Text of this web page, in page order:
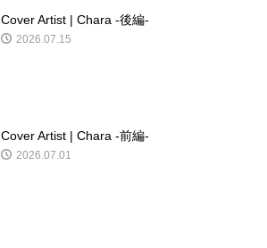
Cover Artist | Chara -後編-
2026.07.15
Cover Artist | Chara -前編-
2026.07.01